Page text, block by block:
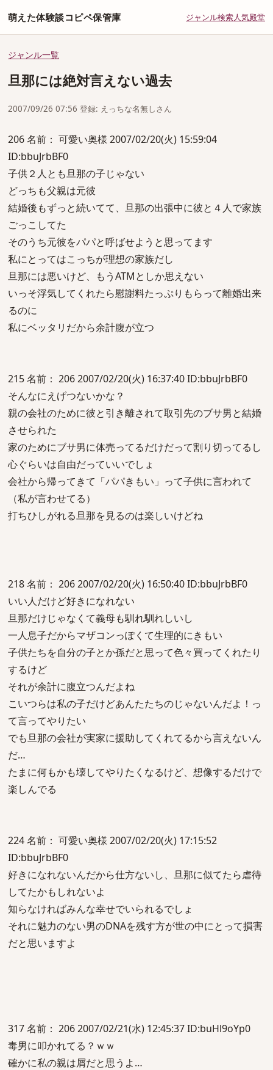
萌えた体験談コピペ保管庫 ジャンル検索人気殿堂
ジャンル一覧
旦那には絶対言えない過去
2007/09/26 07:56 登録: えっちな名無しさん
206 名前： 可愛い奥様 2007/02/20(火) 15:59:04
ID:bbuJrbBF0
子供２人とも旦那の子じゃない
どっちも父親は元彼
結婚後もずっと続いてて、旦那の出張中に彼と４人で家族
ごっこしてた
そのうち元彼をパパと呼ばせようと思ってます
私にとってはこっちが理想の家族だし
旦那には悪いけど、もうATMとしか思えない
いっそ浮気してくれたら慰謝料たっぷりもらって離婚出来
るのに
私にベッタリだから余計腹が立つ
215 名前： 206 2007/02/20(火) 16:37:40 ID:bbuJrbBF0
そんなにえげつないかな？
親の会社のために彼と引き離されて取引先のブサ男と結婚
させられた
家のためにブサ男に体売ってるだけだって割り切ってるし
心ぐらいは自由だっていいでしょ
会社から帰ってきて「パパきもい」って子供に言われて
（私が言わせてる）
打ちひしがれる旦那を見るのは楽しいけどね
218 名前： 206 2007/02/20(火) 16:50:40 ID:bbuJrbBF0
いい人だけど好きになれない
旦那だけじゃなくて義母も馴れ馴れしいし
一人息子だからマザコンっぽくて生理的にきもい
子供たちを自分の子とか孫だと思って色々買ってくれたり
するけど
それが余計に腹立つんだよね
こいつらは私の子だけどあんたたちのじゃないんだよ！っ
て言ってやりたい
でも旦那の会社が実家に援助してくれてるから言えないん
だ…
たまに何もかも壊してやりたくなるけど、想像するだけで
楽しんでる
224 名前： 可愛い奥様 2007/02/20(火) 17:15:52
ID:bbuJrbBF0
好きになれないんだから仕方ないし、旦那に似てたら虐待
してたかもしれないよ
知らなければみんな幸せでいられるでしょ
それに魅力のない男のDNAを残す方が世の中にとって損害
だと思いますよ
317 名前： 206 2007/02/21(水) 12:45:37 ID:buHl9oYp0
毒男に叩かれてる？ｗｗ
確かに私の親は屑だと思うよ…